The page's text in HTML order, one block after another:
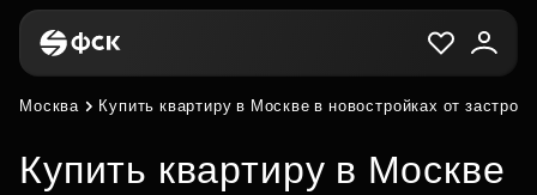
Москва Купить квартиру в Москве в новостройках от
Купить квартиру в Москве